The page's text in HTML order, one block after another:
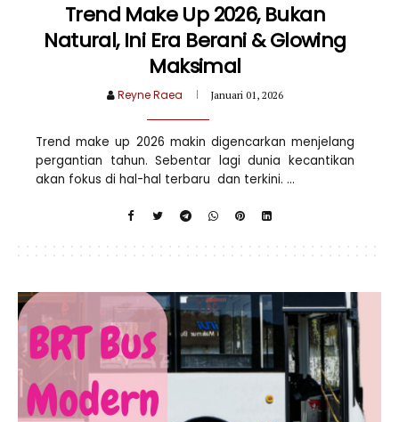
Trend Make Up 2026, Bukan
Natural, Ini Era Berani & Glowing
Maksimal
Reyne Raea Januari 01, 2026
Trend make up 2026 makin digencarkan menjelang
pergantian tahun. Sebentar lagi dunia kecantikan
akan fokus di hal-hal terbaru dan terkini. ...